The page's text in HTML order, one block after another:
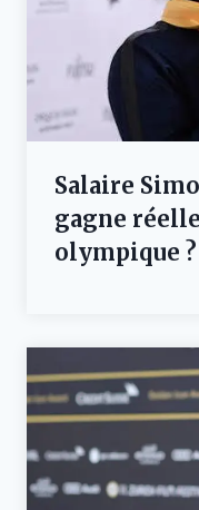
Salaire
gagne
olympique ?